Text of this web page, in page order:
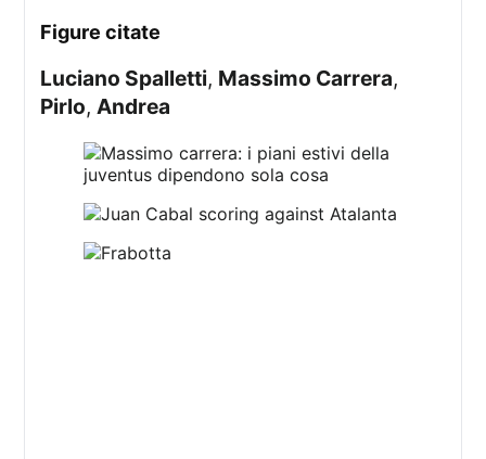
figure citate
Luciano Spalletti, Massimo Carrera,
Pirlo,Andrea